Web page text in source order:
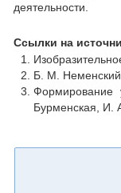
деятельности.
Ссылки на
Б. М.
Формирование
Бурменская, И.